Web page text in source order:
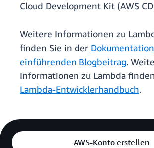
Cloud Development Kit (AWS
Weitere Informationen zu
finden Sie in der Dokumentation
einführenden Blogbeitrag.
Informationen zu Lambda
Lambda-Entwicklerhandbuch.
AWS-Konto erstellen